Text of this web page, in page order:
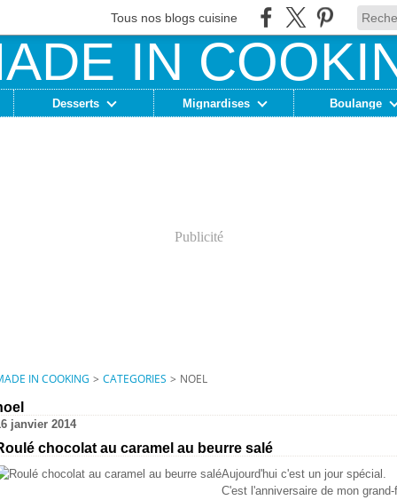
Tous nos blogs cuisine
Desserts Mignardises Boulange
Publicité
IN COOKING > CATEGORIES > NOEL
janvier 2014
chocolat au caramel au beurre salé
Aujourd'hui c'est un jour spécial.
C'est l'anniversaire de mon grand-